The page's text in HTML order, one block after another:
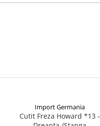
Import Germania
Cutit Freza Howard *13 -